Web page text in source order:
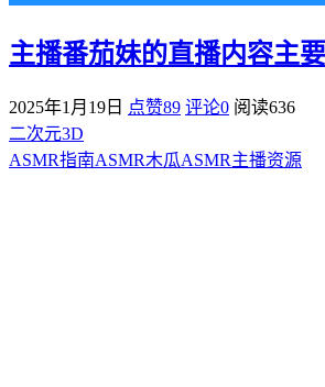
主播番茄妹的直播内容主要
2025年1月19日 点赞89 评论0 阅读636
二次元3D
ASMR指南ASMR木瓜ASMR主播资源